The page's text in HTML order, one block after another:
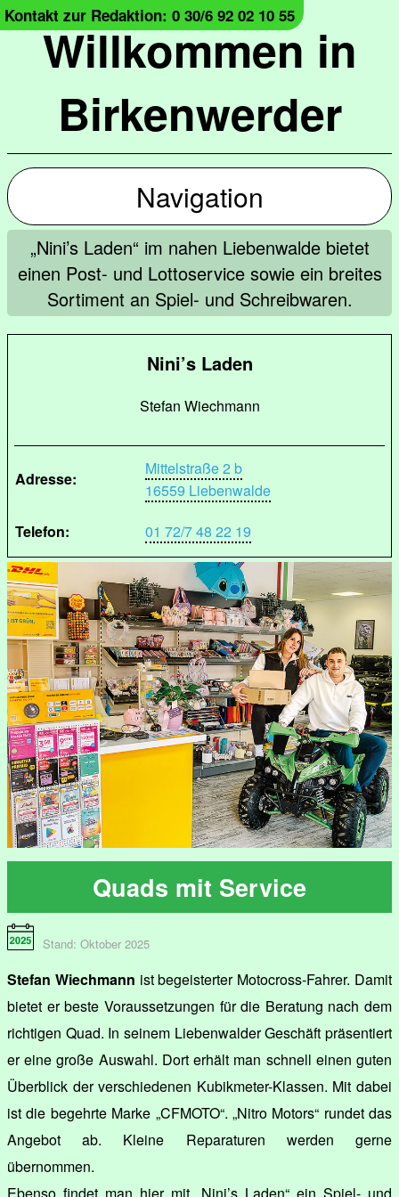
Willkommen in
Birkenwerder
Kontakt zur Redaktion: 0 30/6 92 02 10 55
Navigation
„Nini’s Laden“ im nahen Liebenwalde bietet
einen Post- und Lottoservice sowie ein breites
Sortiment an Spiel- und Schreibwaren.
Nini’s Laden
Stefan Wiechmann
Adresse:
Mittelstraße 2 b
16559 Liebenwalde
Telefon:
01 72/7 48 22 19
Quads mit Service
Stand: Oktober 2025
Stefan Wiechmann ist begeisterter Motocross-Fahrer. Damit
bietet er beste Voraussetzungen für die Beratung nach dem
richtigen Quad. In seinem Liebenwalder Geschäft präsentiert
er eine große Auswahl. Dort erhält man schnell einen guten
Überblick der verschiedenen Kubikmeter-Klassen. Mit dabei
ist die begehrte Marke „CFMOTO“. „Nitro Motors“ rundet das
Angebot ab. Kleine Reparaturen werden gerne
übernommen.